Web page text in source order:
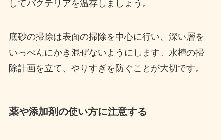
してバクテリアを温存しましょう。
底砂の掃除は表面の掃除を中心に行い、深い層を
いっぺんにかき混ぜないようにします。水槽の掃
除計画を立て、やりすぎを防ぐことが大切です。
薬や添加剤の使い方に注意する